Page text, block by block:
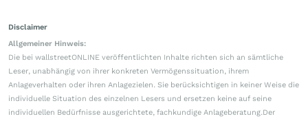
Disclaimer
Allgemeiner Hinweis:
Die bei wallstreetONLINE veröffentlichten Inhalte richten sich an sämtliche
Leser, unabhängig von ihrer konkreten Vermögenssituation, ihrem
Anlageverhalten oder ihren Anlagezielen. Sie berücksichtigen in keiner Weise die
individuelle Situation des einzelnen Lesers und ersetzen keine auf seine
individuellen Bedürfnisse ausgerichtete, fachkundige Anlageberatung.Der